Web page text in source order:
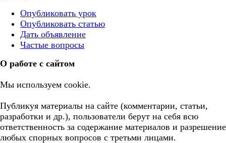
Опубликовать урок
Опубликовать статью
Дать объявление
Частые вопросы
О работе с сайтом
Мы используем cookie.
Публикуя материалы на сайте (комментарии, статьи,
разработки и др.), пользователи берут на себя всю
ответственность за содержание материалов и разрешение
любых спорных вопросов с третьми лицами.